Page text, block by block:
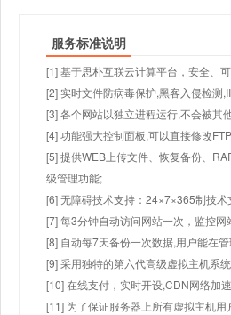
服务标准说明
[1] 基于思朴互联云计算平台，安全、
[2] 实时文件防病毒保护,黑客入侵检测
[3] 各个网站以独立进程运行,不会被其
[4] 功能强大控制面板,可以直接修改
[5] 提供WEB上传文件、恢复备份、
级管理功能;
[6] 无障碍技术支持：24×7×365制技术
[7] 每3分钟自动访问网站一次，监控网
[8] 自动每7天备份一次数据,用户能在
[9] 采用独特的第六代高级虚拟主机系
[10] 在线支付，实时开设,CDN网络加
[11] 为了保证服务器上所有虚拟主机